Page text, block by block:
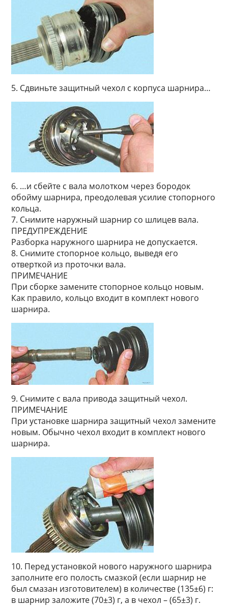
5. Сдвиньте защитный чехол с корпуса шарнира…
6. …и сбейте с вала молотком через бородок
обойму шарнира, преодолевая усилие стопорного
кольца.
7. Снимите наружный шарнир со шлицев вала.
ПРЕДУПРЕЖДЕНИЕ
Разборка наружного шарнира не допускается.
8. Снимите стопорное кольцо, выведя его
отверткой из проточки вала.
ПРИМЕЧАНИЕ
При сборке замените стопорное кольцо новым.
Как правило, кольцо входит в комплект нового
шарнира.
9. Снимите с вала привода защитный чехол.
ПРИМЕЧАНИЕ
При установке шарнира защитный чехол замените
новым. Обычно чехол входит в комплект нового
шарнира.
10. Перед установкой нового наружного шарнира
заполните его полость смазкой (если шарнир не
был смазан изготовителем) в количестве (135±6) г:
в шарнир заложите (70±3) г, а в чехол – (65±3) г.